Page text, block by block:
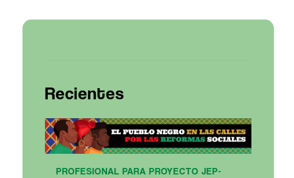
Recientes
PROFESIONAL PARA PROYECTO JEP-